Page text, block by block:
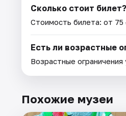
Сколько стоит билет?
Стоимость билета: от 75
Есть ли возрастные
Возрастные
Похожие музеи